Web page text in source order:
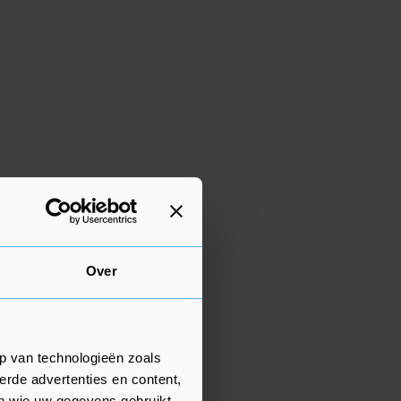
Over
van technologieën zoals
advertenties en content,